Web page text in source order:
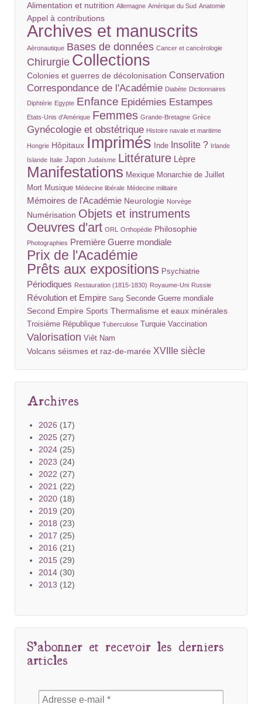
Alimentation et nutrition Allemagne Amérique du Sud Anatomie
Appel à contributions
Archives et manuscrits
Aéronautique Bases de données Cancer et cancérologie
Chirurgie Collections
Colonies et guerres de décolonisation Conservation
Correspondance de l'Académie Diabète Dictionnaires
Diphtérie Egypte Enfance Epidémies Estampes
Etats-Unis d'Amérique Femmes Grande-Bretagne Grèce
Gynécologie et obstétrique Histoire navale et maritime
Hongrie Hôpitaux Imprimés Inde Insolite ? Irlande
Islande Italie Japon Judaïsme Littérature Lèpre
Manifestations Mexique Monarchie de Juillet
Mort Musique Médecine libérale Médecine militaire
Mémoires de l'Académie Neurologie Norvège
Numérisation Objets et instruments
Oeuvres d'art ORL Orthopédie Philosophie
Photographies Première Guerre mondiale
Prix de l'Académie
Prêts aux expositions Psychiatrie
Périodiques Restauration (1815-1830) Royaume-Uni Russie
Révolution et Empire Sang Seconde Guerre mondiale
Second Empire Sports Thermalisme et eaux minérales
Troisième République Tuberculose Turquie Vaccination
Valorisation Viêt Nam
Volcans séismes et raz-de-marée XVIIIe siècle
Archives
2026 (17)
2025 (27)
2024 (25)
2023 (24)
2022 (27)
2021 (22)
2020 (18)
2019 (20)
2018 (23)
2017 (25)
2016 (21)
2015 (29)
2014 (30)
2013 (12)
S’abonner et recevoir les derniers
articles